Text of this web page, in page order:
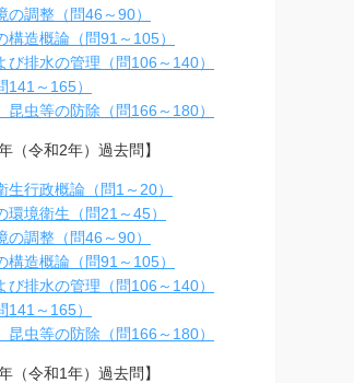
の調整（問46～90）
構造概論（問91～105）
び排水の管理（問106～140）
141～165）
昆虫等の防除（問166～180）
（令和2年）過去問】
生行政概論（問1～20）
環境衛生（問21～45）
の調整（問46～90）
構造概論（問91～105）
び排水の管理（問106～140）
141～165）
昆虫等の防除（問166～180）
（令和1年）過去問】